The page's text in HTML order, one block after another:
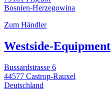
Bosnien-Herzegowina
Zum Händler
Westside-Equipment
Bussardstrasse 6
44577 Castrop-Rauxel
Deutschland